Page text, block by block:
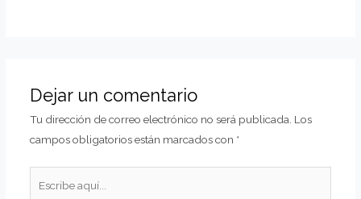
Dejar un comentario
Tu dirección de correo electrónico no será publicada. Los
campos obligatorios están marcados con *